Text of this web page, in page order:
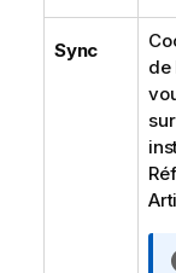
Sync
de